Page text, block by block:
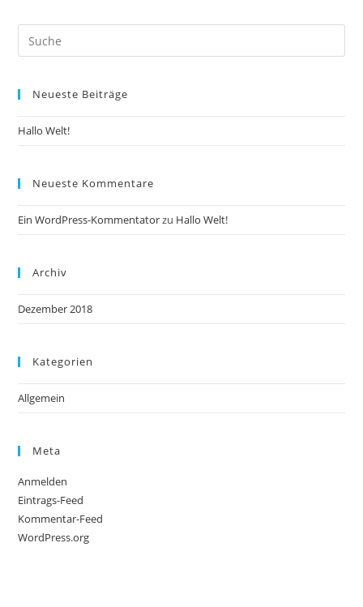
Search
this
Neueste Beiträge
Hallo Welt!
Neueste Kommentare
Ein WordPress-Kommentatorzu Hallo Welt!
Archiv
Dezember 2018
Kategorien
Allgemein
Meta
Anmelden
Eintrags-Feed
Kommentar-Feed
WordPress.org